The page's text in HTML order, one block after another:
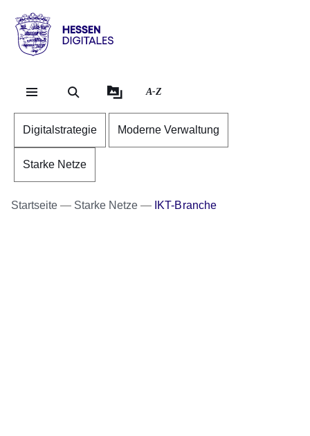
Hessen
Digitales
A-Z
Digitalstrategie Moderne Verwaltung
Starke Netze
Startseite Starke Netze IKT-Branche